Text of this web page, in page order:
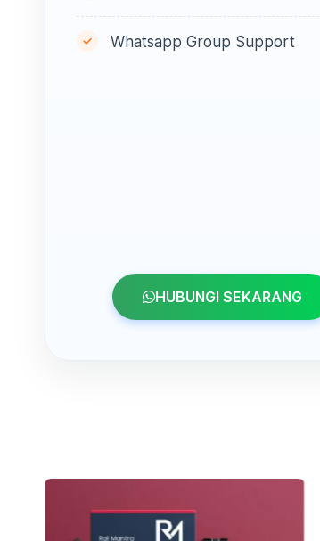
Whatsapp Group Support
HUBUNGI SEKARANG